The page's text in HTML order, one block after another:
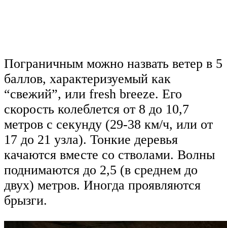
Пограничным можно назвать ветер в 5
баллов, характеризуемый как
“свежий”, или fresh breeze. Его
скорость колеблется от 8 до 10,7
метров с секунду (29-38 км/ч, или от
17 до 21 узла). Тонкие деревья
качаются вместе со стволами. Волны
поднимаются до 2,5 (в среднем до
двух) метров. Иногда проявляются
брызги.